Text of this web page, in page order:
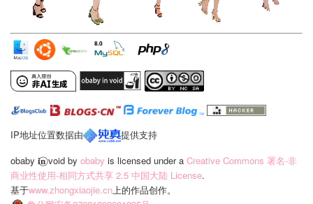
IP地址位置数据由
提供支持
obaby 𝐢‍𝐧⃝ void by obaby is licensed under a Creative Commons 署名-非
商业性使用-相同方式共享 2.5 中国大陆 License.
基于www.zhongxiaojie.cn上的作品创作。